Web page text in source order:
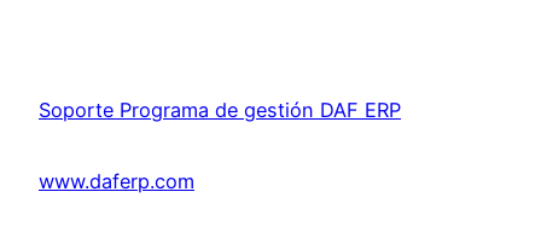
Soporte Programa de gestión DAF ERP
www.daferp.com